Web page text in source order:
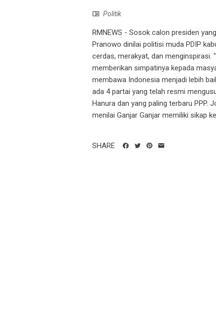
Politik
RMNEWS - Sosok calon presiden
Pranowo dinilai politisi muda PDIP
cerdas, merakyat, dan menginspirasi.
memberikan simpatinya kepada
membawa Indonesia menjadi lebih
ada 4 partai yang telah resmi
Hanura dan yang paling terbaru PPP.
menilai Ganjar Ganjar memiliki sikap
SHARE